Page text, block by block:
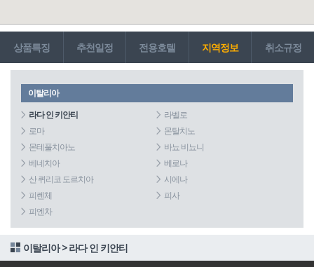
상품특징 추천일정 전용호텔 지역정보 취소규정
이탈리아
라다 인 키안티
라벨로
로마
몬탈치노
몬테풀치아노
바뇨 비뇨니
베네치아
베로나
산 퀴리코 도르치아
시에나
피렌체
피사
피엔차
이탈리아 > 라다 인 키안티